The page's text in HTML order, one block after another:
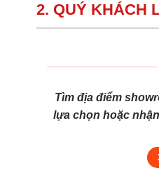
2. QUÝ KHÁCH
Tìm địa điểm
lựa chọn hoặc